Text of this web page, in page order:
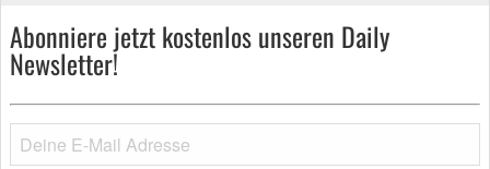
Abonniere jetzt kostenlos unseren Daily
Newsletter!